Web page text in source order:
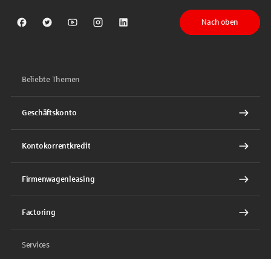
Sparkasse auf Facebook
Sparkasse auf Twitter
Sparkasse auf Youtube
Sparkasse auf Instagram
Sparkasse auf LinkedIn
Nach oben
Beliebte Themen
Geschäftskonto
Kontokorrentkredit
Firmenwagenleasing
Factoring
Services